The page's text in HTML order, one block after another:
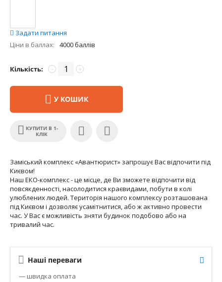
Задати питання
Ціни в баллах:
4000 баллів
Кількість: +
−
У КОШИК
КУПИТИ В 1-
КЛІК
Заміський комплекс «Авантюрист» запрошує Вас відпочити під
Києвом!
Наш ЕКО-комплекс - це місце, де Ви зможете відпочити від
повсякденності, насолодитися краєвидами, побути в колі
улюблених людей. Територія нашого комплексу розташована
під Києвом і дозволяє усамітнитися, або ж активно провести
час. У Вас є можливість зняти будинок подобово або на
тривалий час.
Наші переваги
— швидка оплата